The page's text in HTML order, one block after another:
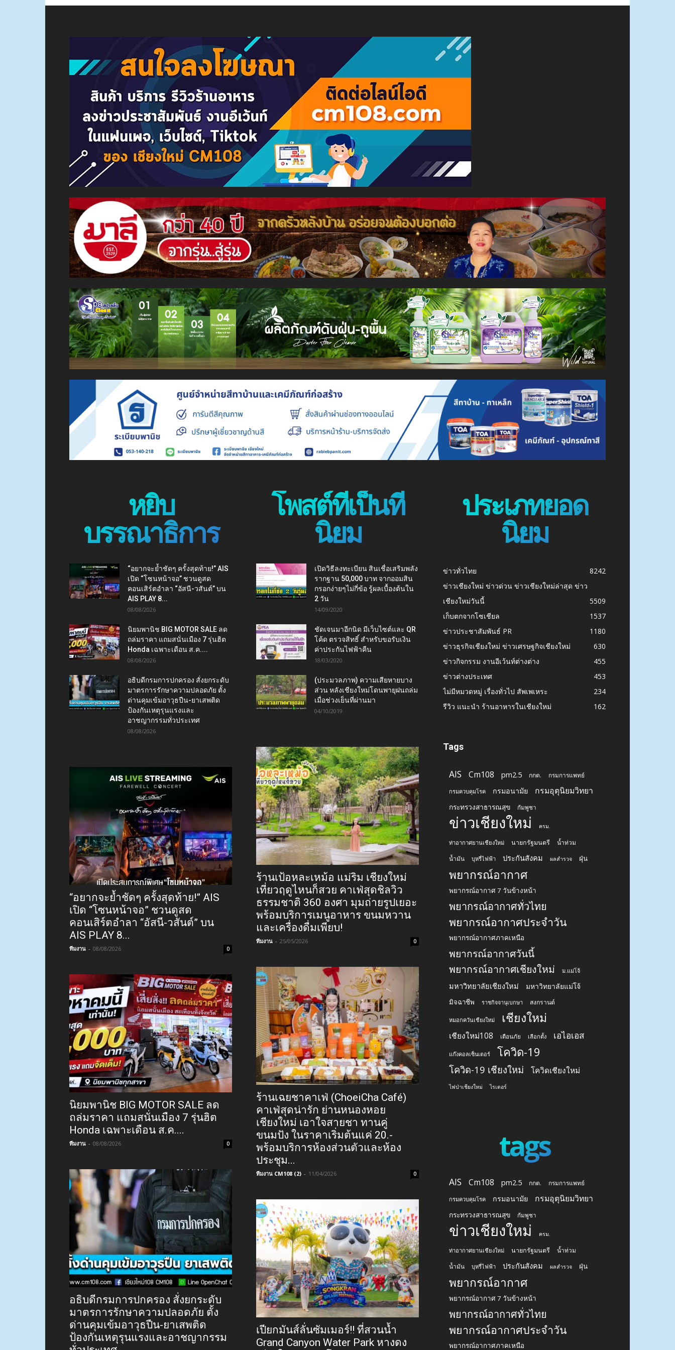
หยิบ
บรรณาธิการ
“อยากจะย้ำชัดๆ ครั้งสุดท้าย!” AIS
เปิด “โซนหน้าจอ” ชวนดูสด
คอนเสิร์ตอำลา “อัสนี-วสันต์” บน
AIS PLAY 8...
08/08/2026
นิยมพานิช BIG MOTOR SALE ลด
ถล่มราคา แถมสนั่นเมือง 7 รุ่นฮิต
Honda เฉพาะเดือน ส.ค....
08/08/2026
อธิบดีกรมการปกครอง สั่งยกระดับ
มาตรการรักษาความปลอดภัย ตั้ง
ด่านคุมเข้มอาวุธปืน-ยาเสพติด
ป้องกันเหตุรุนแรงและ
อาชญากรรมทั่วประเทศ
08/08/2026
“อยากจะย้ำชัดๆ ครั้งสุดท้าย!” AIS
เปิด “โซนหน้าจอ” ชวนดูสด
คอนเสิร์ตอำลา “อัสนี-วสันต์” บน
AIS PLAY 8...
ทีมงาน - 08/08/2026 0
นิยมพานิช BIG MOTOR SALE ลด
ถล่มราคา แถมสนั่นเมือง 7 รุ่นฮิต
Honda เฉพาะเดือน ส.ค....
ทีมงาน - 08/08/2026 0
อธิบดีกรมการปกครอง สั่งยกระดับ
มาตรการรักษาความปลอดภัย ตั้ง
ด่านคุมเข้มอาวุธปืน-ยาเสพติด
ป้องกันเหตุรุนแรงและอาชญากรรม
โพสต์ที่เป็นที่
นิยม
เปิดวิธีลงทะเบียน สินเชื่อเสริมพลัง
รากฐาน 50,000 บาท จากออมสิน
กรอกง่ายๆไม่กี่ข้อ รู้ผลเบื้องต้นใน
2 วัน
14/09/2020
ชัดเจนมาอีกนิด มีเว็บไซต์และ QR
โค้ด ตรวจสิทธิ์ สำหรับขอรับเงิน
ค่าประกันไฟฟ้าคืน
18/03/2020
(ประมวลภาพ) ความเสียหายบาง
ส่วน หลังเชียงใหม่โดนพายุฝนถล่ม
เมื่อช่วงเย็นที่ผ่านมา
04/10/2019
ร้านเป้อหละเหม้อ แม่ริม เชียงใหม่
เที่ยวฤดูไหนก็สวย คาเฟ่สุดชิลวิว
ธรรมชาติ 360 องศา มุมถ่ายรูปเยอะ
พร้อมบริการเมนูอาหาร ขนมหวาน
และเครื่องดื่มเพียบ!
ทีมงาน - 25/05/2026 0
ร้านเฉยชาคาเฟ่ (ChoeiCha Café)
คาเฟ่สุดน่ารัก ย่านหนองหอย
เชียงใหม่ เอาใจสายชา ทานคู่
ขนมปัง ในราคาเริ่มต้นแค่ 20.-
พร้อมบริการห้องส่วนตัวและห้อง
ประชุม...
ทีมงาน CM108 (2) - 11/04/2026 0
เปียกมันส์ลั่นซัมเมอร์!! ที่สวนน้ำ
Grand Canyon Water Park หางดง
ประเภทยอด
นิยม
ข่าวทั่วไทย
8242
ข่าวเชียงใหม่ ข่าวด่วน ข่าวเชียงใหม่ล่าสุด ข่าว
เชียงใหม่วันนี้
5509
เก็บตกจากโซเชียล
1537
ข่าวประชาสัมพันธ์ PR
1180
ข่าวธุรกิจเชียงใหม่ ข่าวเศรษฐกิจเชียงใหม่
630
ข่าวกิจกรรม งานอีเว้นท์ต่างต่าง
455
ข่าวต่างประเทศ
453
ไม่มีหมวดหมู่ เรื่องทั่วไป สัพเพเหระ
234
รีวิว แนะนำ ร้านอาหารในเชียงใหม่
162
Tags
AIS Cm108 pm2.5 กกต. กรมการแพทย์
กรมควบคุมโรค กรมอนามัย กรมอุตุนิยมวิทยา
กระทรวงสาธารณสุข กัมพูชา
ข่าวเชียงใหม่ ครม.
ท่าอากาศยานเชียงใหม่ นายกรัฐมนตรี น้ำท่วม
น้ำมัน บุหรี่ไฟฟ้า ประกันสังคม ผลสำรวจ ฝุ่น
พยากรณ์อากาศ
พยากรณ์อากาศ 7 วันข้างหน้า
พยากรณ์อากาศทั่วไทย
พยากรณ์อากาศประจำวัน
พยากรณ์อากาศภาคเหนือ
พยากรณ์อากาศวันนี้
พยากรณ์อากาศเชียงใหม่
ม.แม่โจ้
มหาวิทยาลัยเชียงใหม่ มหาวิทยาลัยแม่โจ้
มิจฉาชีพ ราชกิจจานุเบกษา สงกรานต์
หมอกควันเชียงใหม่ เชียงใหม่
เชียงใหม่108 เตือนภัย เลือกตั้ง เอไอเอส
แก๊งคอลเซ็นเตอร์ โควิด-19
โควิด-19 เชียงใหม่ โควิดเชียงใหม่
ไฟป่าเชียงใหม่ ไรเดอร์
tags
AIS Cm108 pm2.5 กกต. กรมการแพทย์
กรมควบคุมโรค กรมอนามัย กรมอุตุนิยมวิทยา
กระทรวงสาธารณสุข กัมพูชา
ข่าวเชียงใหม่ ครม.
ท่าอากาศยานเชียงใหม่ นายกรัฐมนตรี น้ำท่วม
น้ำมัน บุหรี่ไฟฟ้า ประกันสังคม ผลสำรวจ ฝุ่น
พยากรณ์อากาศ
พยากรณ์อากาศ 7 วันข้างหน้า
พยากรณ์อากาศทั่วไทย
พยากรณ์อากาศประจำวัน
พยากรณ์อากาศภาคเหนือ